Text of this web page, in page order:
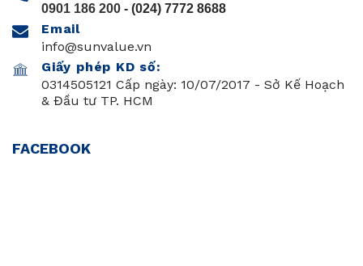
0901 186 200 - (024) 7772 8688
Email
info@sunvalue.vn
Giấy phép KD số:
0314505121 Cấp ngày: 10/07/2017 - Sở Kế Hoạch
& Đầu tư TP. HCM
FACEBOOK